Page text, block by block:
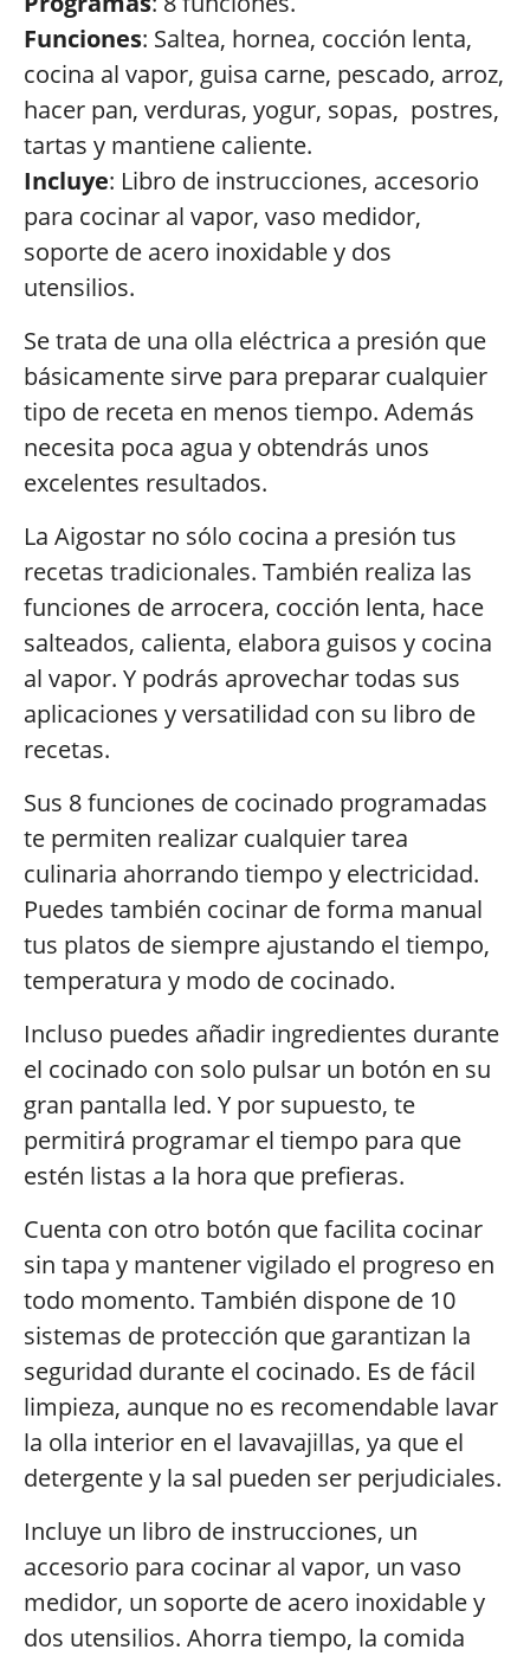
Funciones: Saltea, hornea, cocción lenta,
cocina al vapor, guisa carne, pescado, arroz,
hacer pan, verduras, yogur, sopas, postres,
tartas y mantiene caliente.
Incluye: Libro de instrucciones, accesorio
para cocinar al vapor, vaso medidor,
soporte de acero inoxidable y dos
utensilios.
Se trata de una olla eléctrica a presión que
básicamente sirve para preparar cualquier
tipo de receta en menos tiempo. Además
necesita poca agua y obtendrás unos
excelentes resultados.
La Aigostar no sólo cocina a presión tus
recetas tradicionales. También realiza las
funciones de arrocera, cocción lenta, hace
salteados, calienta, elabora guisos y cocina
al vapor. Y podrás aprovechar todas sus
aplicaciones y versatilidad con su libro de
recetas.
Sus 8 funciones de cocinado programadas
te permiten realizar cualquier tarea
culinaria ahorrando tiempo y electricidad.
Puedes también cocinar de forma manual
tus platos de siempre ajustando el tiempo,
temperatura y modo de cocinado.
Incluso puedes añadir ingredientes durante
el cocinado con solo pulsar un botón en su
gran pantalla led. Y por supuesto, te
permitirá programar el tiempo para que
estén listas a la hora que prefieras.
Cuenta con otro botón que facilita cocinar
sin tapa y mantener vigilado el progreso en
todo momento. También dispone de 10
sistemas de protección que garantizan la
seguridad durante el cocinado. Es de fácil
limpieza, aunque no es recomendable lavar
la olla interior en el lavavajillas, ya que el
detergente y la sal pueden ser perjudiciales.
Incluye un libro de instrucciones, un
accesorio para cocinar al vapor, un vaso
medidor, un soporte de acero inoxidable y
dos utensilios. Ahorra tiempo, la comida